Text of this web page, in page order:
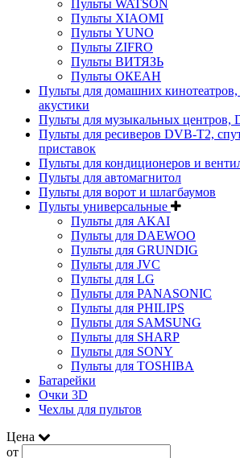
Пульты WATSON
Пульты XIAOMI
Пульты YUNO
Пульты ZIFRO
Пульты ВИТЯЗЬ
Пульты ОКЕАН
Пульты для домашних кинотеатров,
акустики
Пульты для музыкальных центров,
Пульты для ресиверов DVB-T2,
приставок
Пульты для кондиционеров и
Пульты для автомагнитол
Пульты для ворот и шлагбаумов
Пульты универсальные
Пульты для AKAI
Пульты для DAEWOO
Пульты для GRUNDIG
Пульты для JVC
Пульты для LG
Пульты для PANASONIC
Пульты для PHILIPS
Пульты для SAMSUNG
Пульты для SHARP
Пульты для SONY
Пульты для TOSHIBA
Батарейки
Очки 3D
Чехлы для пультов
Цена
от